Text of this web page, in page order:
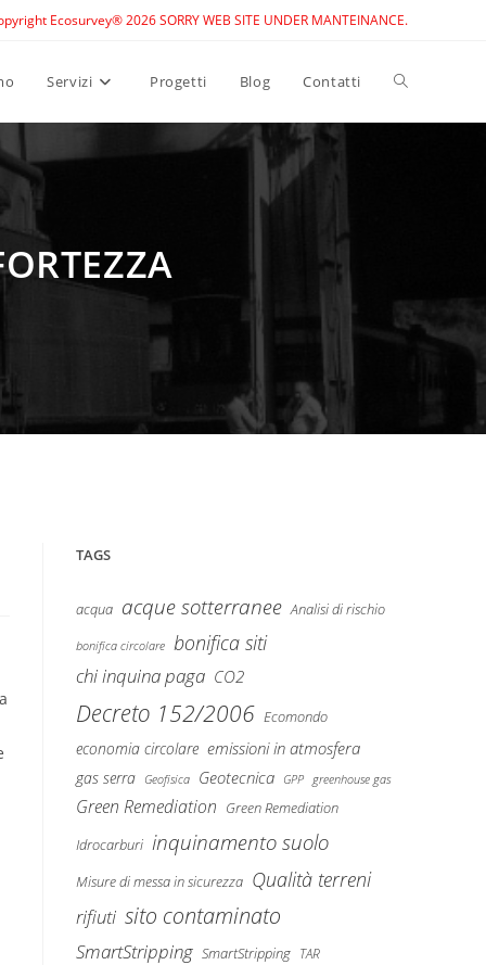
Ecosurvey® 2026 SORRY WEB SITE UNDER MANTEINANCE.
Servizi Progetti Blog Contatti Toggle
TAGS
acqua acque sotterranee Analisi di rischio
bonifica circolare bonifica siti
chi inquina paga CO2
Decreto 152/2006 Ecomondo
economia circolare emissioni in atmosfera
gas serra Geofisica Geotecnica GPP greenhouse gas
Green Remediation Green Remediation
Idrocarburi inquinamento suolo
Misure di messa in sicurezza Qualità terreni
rifiuti sito contaminato
SmartStripping SmartStripping TAR